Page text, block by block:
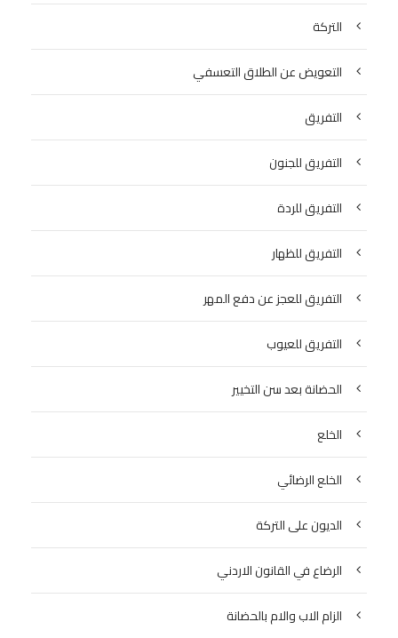
التركة
التعويض عن الطلاق التعسفي
التفريق
التفريق للجنون
التفريق للردة
التفريق للظهار
التفريق للعجز عن دفع المهر
التفريق للعيوب
الحضانة بعد سن التخيير
الخلع
الخلع الرضائي
الديون على التركة
الرضاع في القانون الاردني
الزام الاب والام بالحضانة